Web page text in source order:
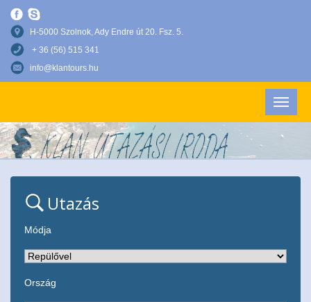
H-5000 Szolnok, Ady Endre út 20. Fsz. 5.
+ 36 (56) 515 341
info@klantours.hu
Utazás
Módja
Ország